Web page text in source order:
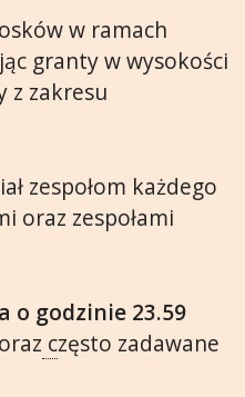
w ramach
granty w wysokości
z zakresu
zespołom każdego
oraz zespołami
o godzinie 23.59
często zadawane